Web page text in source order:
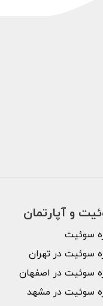
و آپارتمان
سوئیت
سوئیت در تهران
سوئیت در اصفهان
سوئیت در مشهد